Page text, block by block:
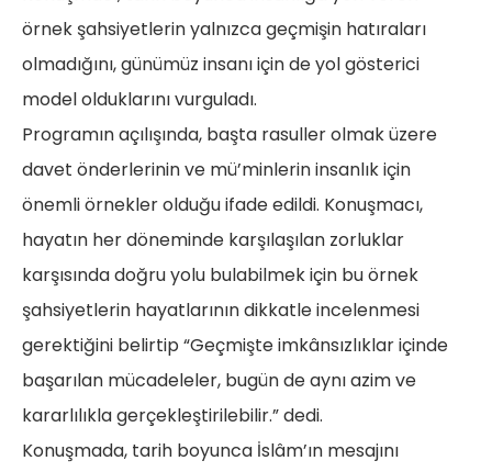
örnek şahsiyetlerin yalnızca geçmişin hatıraları
olmadığını, günümüz insanı için de yol gösterici
model olduklarını vurguladı.
Programın açılışında, başta rasuller olmak üzere
davet önderlerinin ve mü’minlerin insanlık için
önemli örnekler olduğu ifade edildi. Konuşmacı,
hayatın her döneminde karşılaşılan zorluklar
karşısında doğru yolu bulabilmek için bu örnek
şahsiyetlerin hayatlarının dikkatle incelenmesi
gerektiğini belirtip “Geçmişte imkânsızlıklar içinde
başarılan mücadeleler, bugün de aynı azim ve
kararlılıkla gerçekleştirilebilir.” dedi.
Konuşmada, tarih boyunca İslâm’ın mesajını